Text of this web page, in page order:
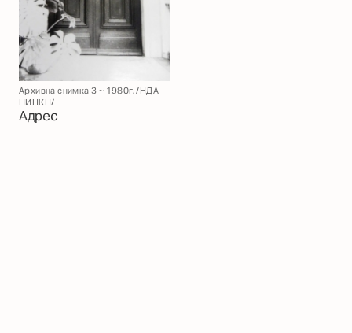
Архивна снимка 3 ~ 1980г. /НДА-
НИНКН/
Адрес